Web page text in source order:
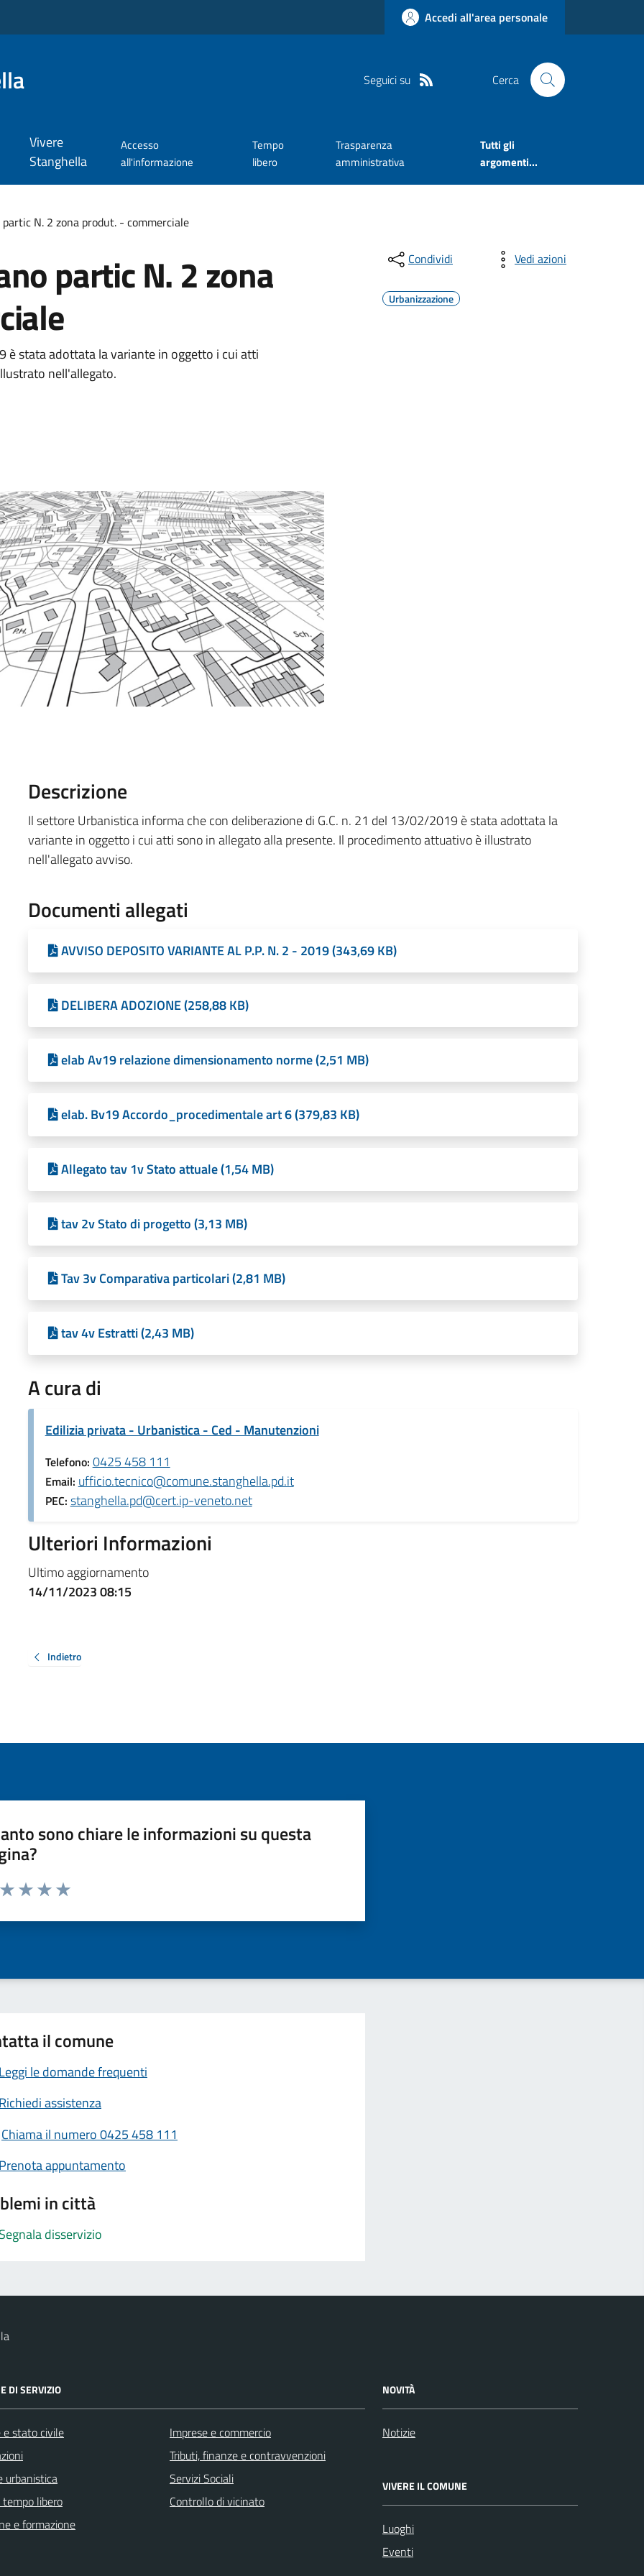
Accedi all'area personale
Seguici su Cerca
Vivere
Stanghella
Accesso
all'informazione
Tempo
libero
Trasparenza
amministrativa
Tutti gli
argomenti...
N. 2 zona produt. - commerciale
partic N. 2 zona
è stata adottata la variante in oggetto i cui atti
nell'allegato.
Condividi Vedi azioni
Urbanizzazione
Descrizione
Il settore Urbanistica informa che con deliberazione di G.C. n. 21 del 13/02/2019 è stata adottata la
variante in oggetto i cui atti sono in allegato alla presente. Il procedimento attuativo è illustrato
nell'allegato avviso.
Documenti allegati
AVVISO DEPOSITO VARIANTE AL P.P. N. 2 - 2019 (343,69 KB)
DELIBERA ADOZIONE (258,88 KB)
elab Av19 relazione dimensionamento norme (2,51 MB)
elab. Bv19 Accordo_procedimentale art 6 (379,83 KB)
Allegato tav 1v Stato attuale (1,54 MB)
tav 2v Stato di progetto (3,13 MB)
Tav 3v Comparativa particolari (2,81 MB)
tav 4v Estratti (2,43 MB)
A cura di
Edilizia privata - Urbanistica - Ced - Manutenzioni
Telefono: 0425 458 111
Email: ufficio.tecnico@comune.stanghella.pd.it
PEC: stanghella.pd@cert.ip-veneto.net
Ulteriori Informazioni
Ultimo aggiornamento
14/11/2023 08:15
Indietro
sono chiare le informazioni su questa
da 1 a 5 stelle la pagina
il comune
Leggi le domande frequenti
Richiedi assistenza
Chiama il numero 0425 458 111
Prenota appuntamento
in città
Segnala disservizio
DI SERVIZIO
e stato civile
urbanistica
libero
e formazione
Imprese e commercio
Tributi, finanze e contravvenzioni
Servizi Sociali
Controllo di vicinato
NOVITÀ
Notizie
VIVERE IL COMUNE
Luoghi
Eventi